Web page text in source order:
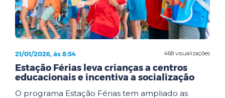
468 visualizações
21/01/2026, às 8:54
Estação Férias leva crianças a centros
educacionais e incentiva a socialização
O programa Estação Férias tem ampliado as